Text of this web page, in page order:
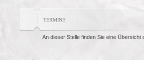
TERMINE
An dieser Stelle finden Sie eine Übersicht